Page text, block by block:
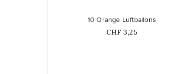
10 Orange Luftballons
Price
CHF 3,25